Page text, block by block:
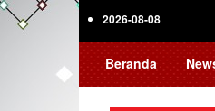
Skip
2026-08-08
Beranda